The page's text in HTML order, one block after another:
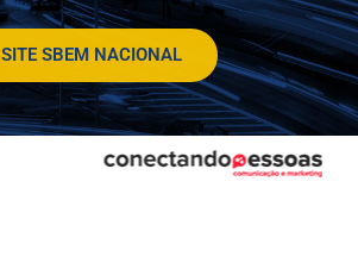
SITE SBEM NACIONAL